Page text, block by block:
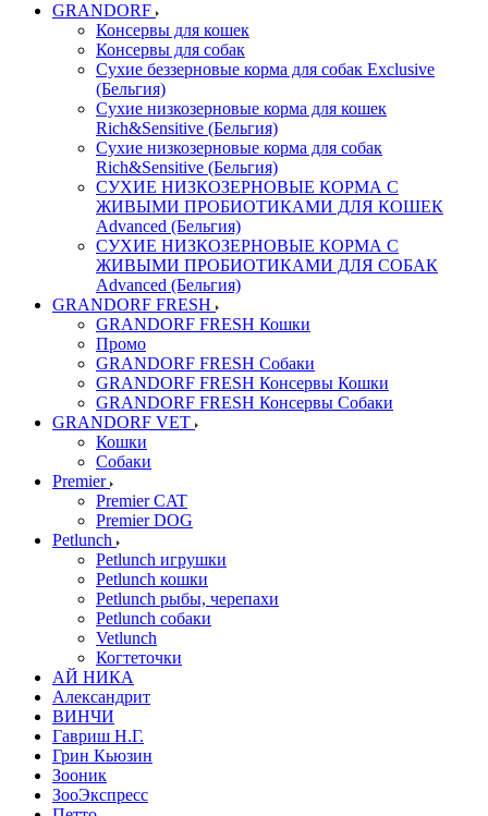
GRANDORF
Консервы для кошек
Консервы для собак
Сухие беззерновые корма для собак Exclusive
(Бельгия)
Сухие низкозерновые корма для кошек
Rich&Sensitive (Бельгия)
Сухие низкозерновые корма для собак
Rich&Sensitive (Бельгия)
СУХИЕ НИЗКОЗЕРНОВЫЕ КОРМА С
ЖИВЫМИ ПРОБИОТИКАМИ ДЛЯ КОШЕК
Advanced (Бельгия)
СУХИЕ НИЗКОЗЕРНОВЫЕ КОРМА С
ЖИВЫМИ ПРОБИОТИКАМИ ДЛЯ СОБАК
Advanced (Бельгия)
GRANDORF FRESH
GRANDORF FRESH Кошки
Промо
GRANDORF FRESH Собаки
GRANDORF FRESH Консервы Кошки
GRANDORF FRESH Консервы Собаки
GRANDORF VET
Кошки
Собаки
Premier
Premier CAT
Premier DOG
Petlunch
Petlunch игрушки
Petlunch кошки
Petlunch рыбы, черепахи
Petlunch собаки
Vetlunch
Когтеточки
АЙ НИКА
Александрит
ВИНЧИ
Гавриш Н.Г.
Грин Кьюзин
Зооник
ЗооЭкспресс